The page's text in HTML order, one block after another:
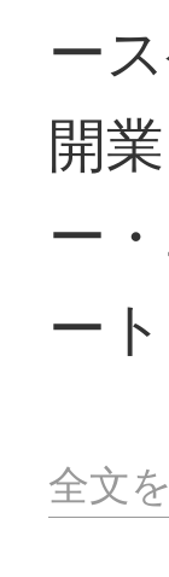
ー
開
ー
ー
全文